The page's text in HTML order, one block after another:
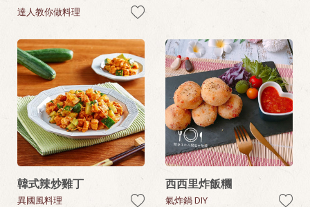
達人教你做料理
韓式辣炒雞丁
異國風料理
西西里炸飯糰
氣炸鍋 DIY